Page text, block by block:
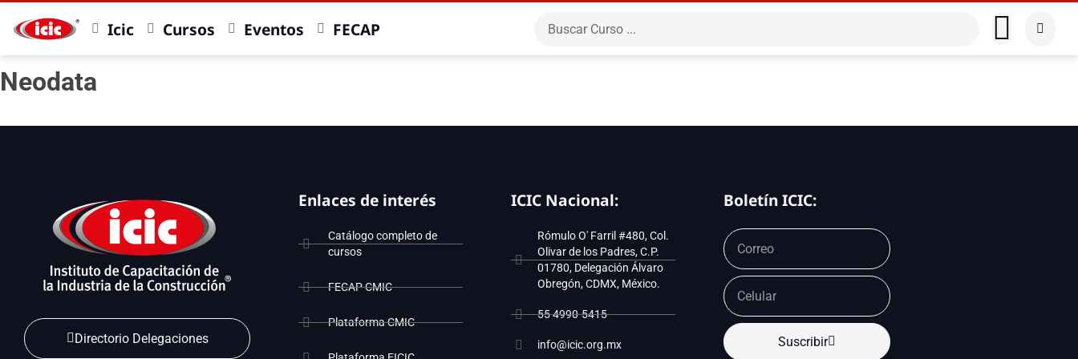
Icic Cursos Eventos FECAP
Neodata
Directorio Delegaciones
Enlaces de interés
Catálogo completo de
cursos
FECAP CMIC
Plataforma CMIC
ICIC Nacional:
Rómulo O' Farril #480, Col.
Olivar de los Padres, C.P.
01780, Delegación Álvaro
Obregón, CDMX, México.
55 4990-5415
info@icic.org.mx
Boletín ICIC:
Suscribir